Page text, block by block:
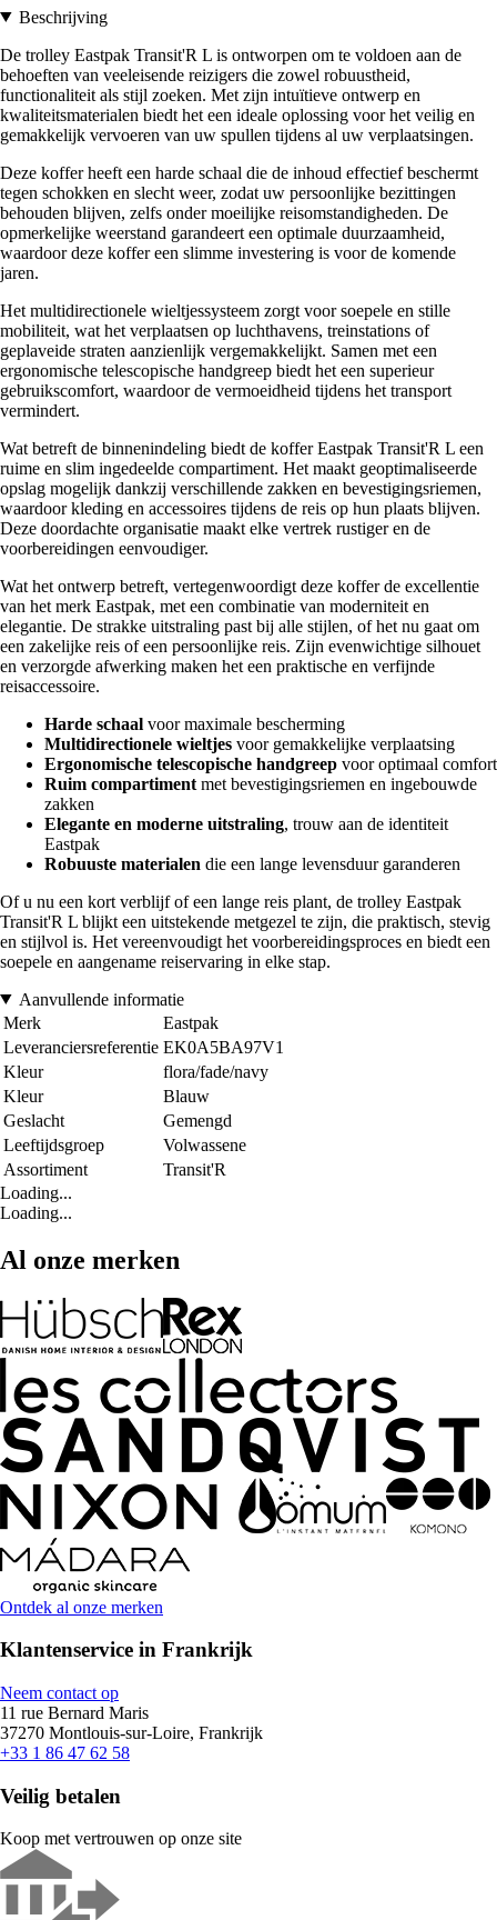
Beschrijving
De trolley Eastpak Transit'R L is ontworpen om te voldoen aan de
behoeften van veeleisende reizigers die zowel robuustheid,
functionaliteit als stijl zoeken. Met zijn intuïtieve ontwerp en
kwaliteitsmaterialen biedt het een ideale oplossing voor het veilig en
gemakkelijk vervoeren van uw spullen tijdens al uw verplaatsingen.
Deze koffer heeft een harde schaal die de inhoud effectief beschermt
tegen schokken en slecht weer, zodat uw persoonlijke bezittingen
behouden blijven, zelfs onder moeilijke reisomstandigheden. De
opmerkelijke weerstand garandeert een optimale duurzaamheid,
waardoor deze koffer een slimme investering is voor de komende
jaren.
Het multidirectionele wieltjessysteem zorgt voor soepele en stille
mobiliteit, wat het verplaatsen op luchthavens, treinstations of
geplaveide straten aanzienlijk vergemakkelijkt. Samen met een
ergonomische telescopische handgreep biedt het een superieur
gebruikscomfort, waardoor de vermoeidheid tijdens het transport
vermindert.
Wat betreft de binnenindeling biedt de koffer Eastpak Transit'R L een
ruime en slim ingedeelde compartiment. Het maakt geoptimaliseerde
opslag mogelijk dankzij verschillende zakken en bevestigingsriemen,
waardoor kleding en accessoires tijdens de reis op hun plaats blijven.
Deze doordachte organisatie maakt elke vertrek rustiger en de
voorbereidingen eenvoudiger.
Wat het ontwerp betreft, vertegenwoordigt deze koffer de excellentie
van het merk Eastpak, met een combinatie van moderniteit en
elegantie. De strakke uitstraling past bij alle stijlen, of het nu gaat om
een zakelijke reis of een persoonlijke reis. Zijn evenwichtige silhouet
en verzorgde afwerking maken het een praktische en verfijnde
reisaccessoire.
Harde schaal voor maximale bescherming
Multidirectionele wieltjes voor gemakkelijke verplaatsing
Ergonomische telescopische handgreep voor optimaal comfort
Ruim compartiment met bevestigingsriemen en ingebouwde
zakken
Elegante en moderne uitstraling, trouw aan de identiteit
Eastpak
Robuuste materialen die een lange levensduur garanderen
Of u nu een kort verblijf of een lange reis plant, de trolley Eastpak
Transit'R L blijkt een uitstekende metgezel te zijn, die praktisch, stevig
en stijlvol is. Het vereenvoudigt het voorbereidingsproces en biedt een
soepele en aangename reiservaring in elke stap.
Aanvullende informatie
Merk
Eastpak
Leveranciersreferentie EK0A5BA97V1
Kleur
flora/fade/navy
Kleur
Blauw
Geslacht
Gemengd
Leeftijdsgroep
Volwassene
Assortiment
Transit'R
Loading...
Loading...
Al onze merken
Ontdek al onze merken
Klantenservice in Frankrijk
Neem contact op
11 rue Bernard Maris
37270 Montlouis-sur-Loire, Frankrijk
+33 1 86 47 62 58
Veilig betalen
Koop met vertrouwen op onze site